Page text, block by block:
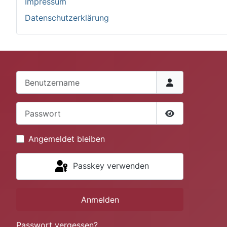
Datenschutzerklärung
Passwort
Angemeldet bleiben
Passkey verwenden
Anmelden